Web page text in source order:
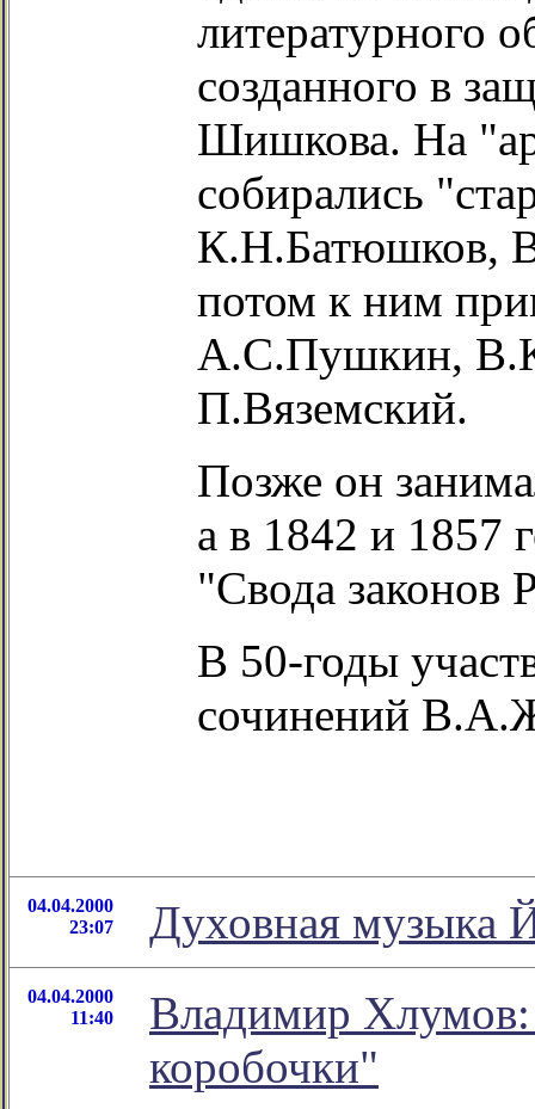
литературного
созданного в
Шишкова. На
собирались
К.Н.Батюшков,
потом к ним
А.С.Пушкин,
П.Вяземский.
Позже он
а в 1842 и 1857
"Свода законов
В 50-годы
сочинений
04.04.2000
23:07
Духовная музыка
04.04.2000
11:40
Владимир Хлумов:
коробочки"